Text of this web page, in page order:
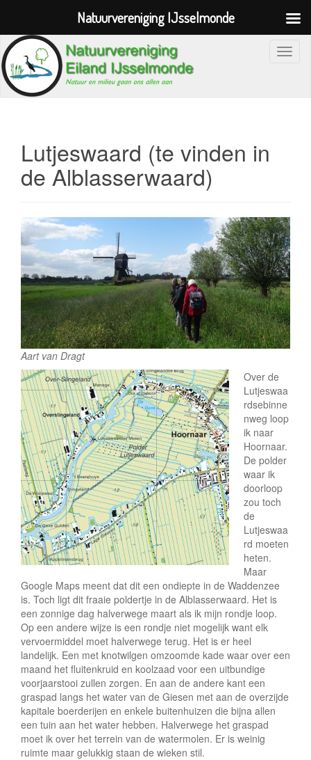
S
i
g
a
t
i
e
Lutjeswaard (te vinden in
de Alblasserwaard)
Aart van Dragt
Over de
Lutjeswaa
rdsebinne
nweg loop
ik naar
Hoornaar.
De polder
waar ik
doorloop
zou toch
de
Lutjeswaa
rd moeten
heten.
Maar
Google Maps meent dat dit een ondiepte in de Waddenzee
is. Toch ligt dit fraaie poldertje in de Alblasserwaard. Het is
een zonnige dag halverwege maart als ik mijn rondje loop.
Op een andere wijze is een rondje niet mogelijk want elk
vervoermiddel moet halverwege terug. Het is er heel
landelijk. Een met knotwilgen omzoomde kade waar over een
maand het fluitenkruid en koolzaad voor een uitbundige
voorjaarstooi zullen zorgen. En aan de andere kant een
graspad langs het water van de Giesen met aan de overzijde
kapitale boerderijen en enkele buitenhuizen die bijna allen
een tuin aan het water hebben. Halverwege het graspad
moet ik over het terrein van de watermolen. Er is weinig
ruimte maar gelukkig staan de wieken stil.
Natuurvereniging IJsselmonde